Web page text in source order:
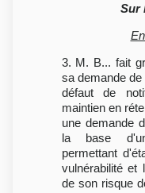
Sur
3. M. B... fait
sa demande
défaut de
maintien en
une demande
la base
permettant
vulnérabilité et
de son risque